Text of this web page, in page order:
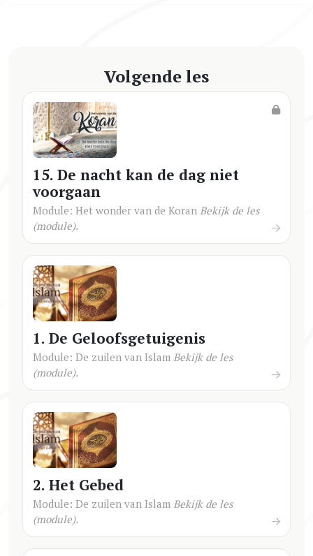
Volgende les
15. De nacht kan de dag niet
voorgaan
Module: Het wonder van de Koran Bekijk de les
(module).
1. De Geloofsgetuigenis
Module: De zuilen van Islam Bekijk de les
(module).
2. Het Gebed
Module: De zuilen van Islam Bekijk de les
(module).